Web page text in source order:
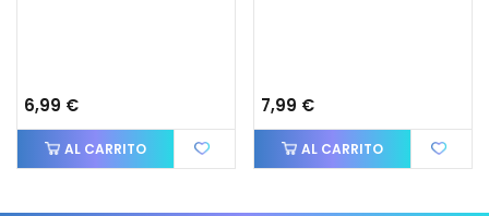
6,99 €
AL CARRITO
7,99 €
AL CARRITO